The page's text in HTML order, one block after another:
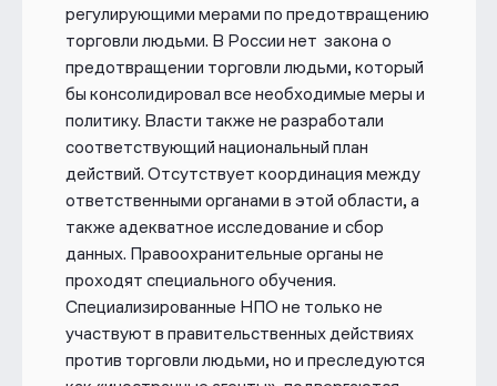
регулирующими мерами по предотвращению
торговли людьми. В России нет закона о
предотвращении торговли людьми, который
бы консолидировал все необходимые меры и
политику. Власти также не разработали
соответствующий национальный план
действий. Отсутствует координация между
ответственными органами в этой области, а
также адекватное исследование и сбор
данных. Правоохранительные органы не
проходят специального обучения.
Специализированные НПО не только не
участвуют в правительственных действиях
против торговли людьми, но и преследуются